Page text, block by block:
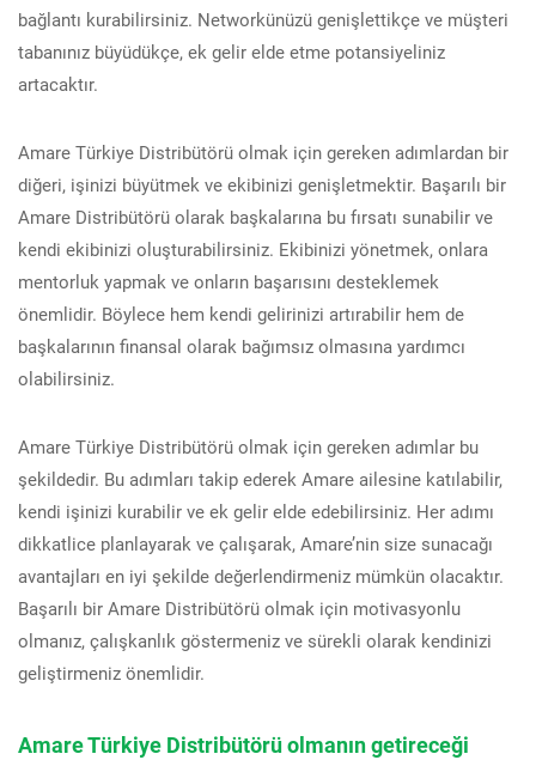
bağlantı kurabilirsiniz. Networkünüzü genişlettikçe ve müşteri
tabanınız büyüdükçe, ek gelir elde etme potansiyeliniz
artacaktır.
Amare Türkiye Distribütörü olmak için gereken adımlardan bir
diğeri, işinizi büyütmek ve ekibinizi genişletmektir. Başarılı bir
Amare Distribütörü olarak başkalarına bu fırsatı sunabilir ve
kendi ekibinizi oluşturabilirsiniz. Ekibinizi yönetmek, onlara
mentorluk yapmak ve onların başarısını desteklemek
önemlidir. Böylece hem kendi gelirinizi artırabilir hem de
başkalarının finansal olarak bağımsız olmasına yardımcı
olabilirsiniz.
Amare Türkiye Distribütörü olmak için gereken adımlar bu
şekildedir. Bu adımları takip ederek Amare ailesine katılabilir,
kendi işinizi kurabilir ve ek gelir elde edebilirsiniz. Her adımı
dikkatlice planlayarak ve çalışarak, Amare’nin size sunacağı
avantajları en iyi şekilde değerlendirmeniz mümkün olacaktır.
Başarılı bir Amare Distribütörü olmak için motivasyonlu
olmanız, çalışkanlık göstermeniz ve sürekli olarak kendinizi
geliştirmeniz önemlidir.
Amare Türkiye Distribütörü olmanın getireceği